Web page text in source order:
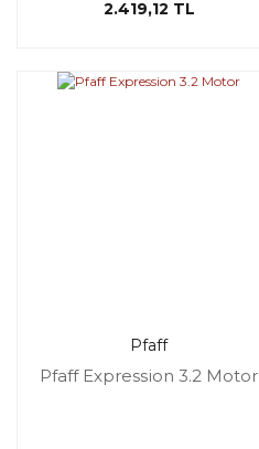
2.419,12 TL
Pfaff
Pfaff Expression 3.2 Motor